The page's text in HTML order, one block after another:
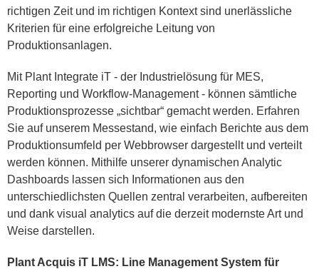
richtigen Zeit und im richtigen Kontext sind unerlässliche
Kriterien für eine erfolgreiche Leitung von
Produktionsanlagen.
Mit Plant Integrate iT - der Industrielösung für MES,
Reporting und Workflow-Management - können sämtliche
Produktionsprozesse „sichtbar“ gemacht werden. Erfahren
Sie auf unserem Messestand, wie einfach Berichte aus dem
Produktionsumfeld per Webbrowser dargestellt und verteilt
werden können. Mithilfe unserer dynamischen Analytic
Dashboards lassen sich Informationen aus den
unterschiedlichsten Quellen zentral verarbeiten, aufbereiten
und dank visual analytics auf die derzeit modernste Art und
Weise darstellen.
Plant Acquis iT LMS: Line Management System für